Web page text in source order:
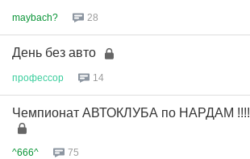
maybach? 28
День без авто
профессор 14
Чемпионат АВТОКЛУБА по НАРДАМ !!!!
^666^ 75